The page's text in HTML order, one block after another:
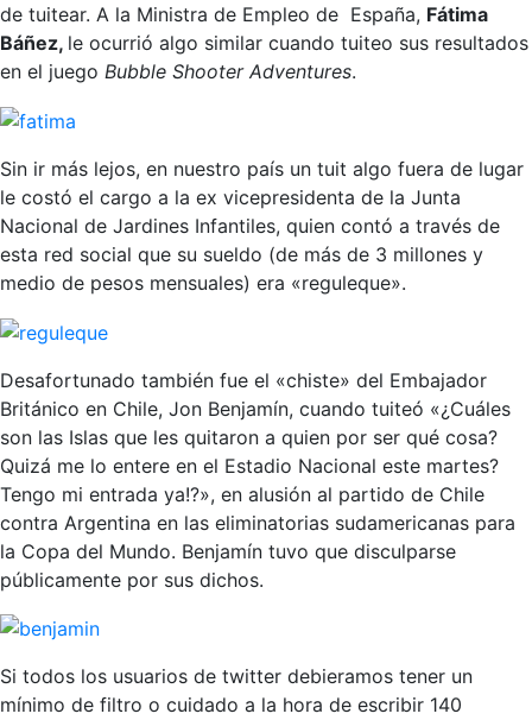
de tuitear. A la Ministra de Empleo de España, Fátima
Báñez, le ocurrió algo similar cuando tuiteo sus resultados
en el juego Bubble Shooter Adventures.
Sin ir más lejos, en nuestro país un tuit algo fuera de lugar
le costó el cargo a la ex vicepresidenta de la Junta
Nacional de Jardines Infantiles, quien contó a través de
esta red social que su sueldo (de más de 3 millones y
medio de pesos mensuales) era «reguleque».
Desafortunado también fue el «chiste» del Embajador
Británico en Chile, Jon Benjamín, cuando tuiteó «¿Cuáles
son las Islas que les quitaron a quien por ser qué cosa?
Quizá me lo entere en el Estadio Nacional este martes?
Tengo mi entrada ya!?», en alusión al partido de Chile
contra Argentina en las eliminatorias sudamericanas para
la Copa del Mundo. Benjamín tuvo que disculparse
públicamente por sus dichos.
Si todos los usuarios de twitter debieramos tener un
mínimo de filtro o cuidado a la hora de escribir 140